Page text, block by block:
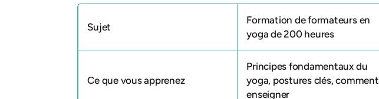
Sujet
Formation de formateurs en
yoga de 200 heures
Ce que vous apprenez
Principes fondamentaux du
yoga, postures clés, comment
enseigner